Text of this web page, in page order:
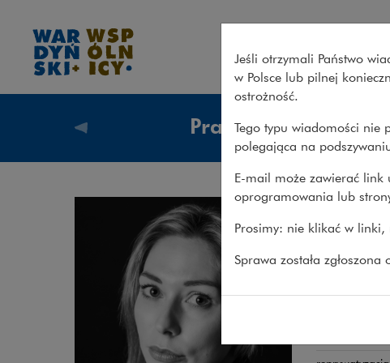
Prawnicy Prawnicy >
RADCA
Jeśli otrzymali Państwo
w Polsce lub pilnej
ostrożność.
Tego typu wiadomości nie
polegająca na
E-mail może zawierać link
oprogramowania lub
Prosimy: nie klikać w linki,
Sprawa została